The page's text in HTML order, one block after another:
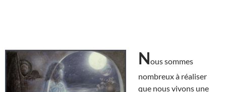
Nous sommes
nombreux à réaliser
que nous vivons une